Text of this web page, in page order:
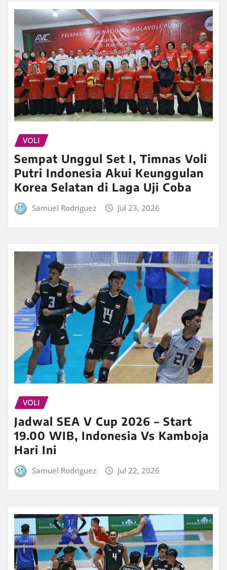
VOLI
Sempat Unggul Set I, Timnas Voli
Putri Indonesia Akui Keunggulan
Korea Selatan di Laga Uji Coba
Samuel Rodriguez Jul 23, 2026
VOLI
Jadwal SEA V Cup 2026 – Start
19.00 WIB, Indonesia Vs Kamboja
Hari Ini
Samuel Rodriguez Jul 22, 2026